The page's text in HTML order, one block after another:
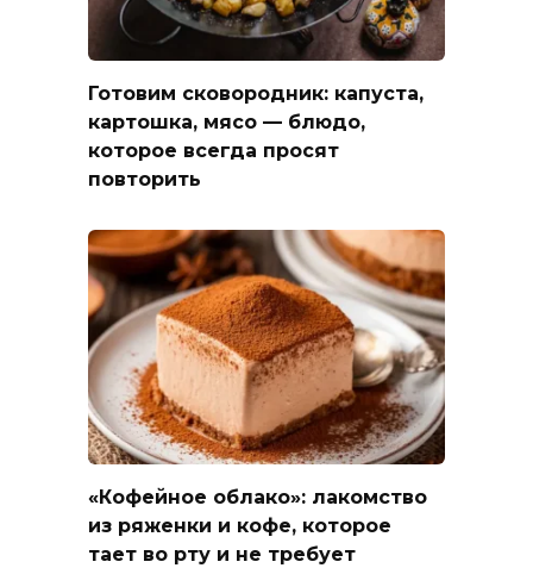
Готовим сковородник: капуста,
картошка, мясо — блюдо,
которое всегда просят
повторить
«Кофейное облако»: лакомство
из ряженки и кофе, которое
тает во рту и не требует